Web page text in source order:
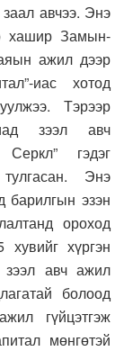
авчээ. Энэ
хашир Замын-
ажил дээр
иас хотод
Тэрээр
зээл авч
Серкл” гэдэг
Энэ
барилгын эзэн
ороход
хүргэн
зээл авч ажил
болоод
гүйцэтгэж
мөнгөтэй